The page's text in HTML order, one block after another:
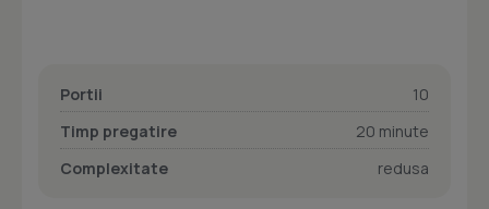
Portii
10
Timp pregatire
20 minute
Complexitate
redusa